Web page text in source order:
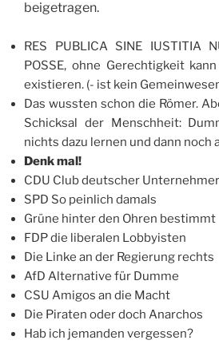
beigetragen.
RES PUBLICA SINE IUSTITIA
POSSE, ohne Gerechtigkeit
existieren. (- ist kein
Das wussten schon die Römer.
Schicksal der Menschheit:
nichts dazu lernen und dann noch
Denk mal!
CDU Club deutscher Unternehmer
SPD So peinlich damals
Grüne hinter den Ohren bestimmt
FDP die liberalen Lobbyisten
Die Linke an der Regierung rechts
AfD Alternative für Dumme
CSU Amigos an die Macht
Die Piraten oder doch Anarchos
Hab ich jemanden vergessen?